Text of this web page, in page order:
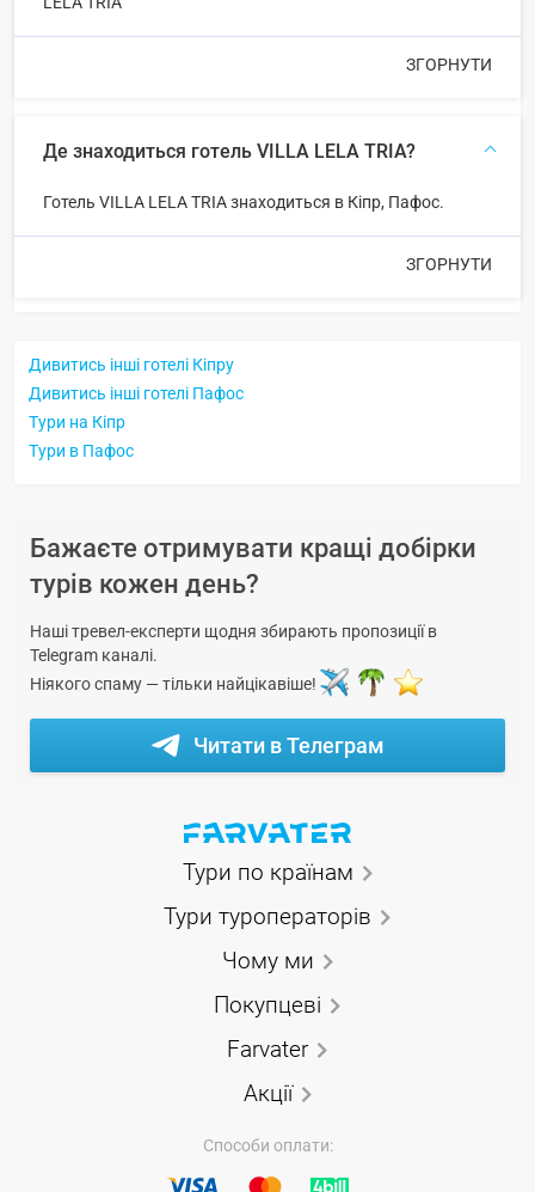
ЗГОРНУТИ
Де знаходиться готель VILLA LELA TRIA?
Готель VILLA LELA TRIA знаходиться в Кіпр, Пафос.
ЗГОРНУТИ
Дивитись інші готелі Кіпру
Дивитись інші готелі Пафос
Тури на Кіпр
Тури в Пафос
Бажаєте отримувати кращі добірки
турів кожен день?
Наші тревел-експерти щодня збирають пропозиції в
Telegram каналі.
Ніякого спаму — тільки найцікавіше!
Читати в Телеграм
Тури по країнам
Тури туроператорів
Чому ми
Покупцеві
Farvater
Акції
Способи оплати: